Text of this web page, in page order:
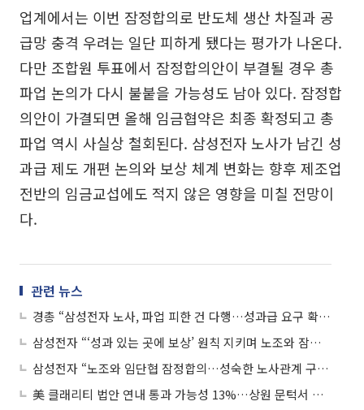
업계에서는 이번 잠정합의로 반도체 생산 차질과 공
급망 충격 우려는 일단 피하게 됐다는 평가가 나온다.
다만 조합원 투표에서 잠정합의안이 부결될 경우 총
파업 논의가 다시 불붙을 가능성도 남아 있다. 잠정합
의안이 가결되면 올해 임금협약은 최종 확정되고 총
파업 역시 사실상 철회된다. 삼성전자 노사가 남긴 성
과급 제도 개편 논의와 보상 체계 변화는 향후 제조업
전반의 임금교섭에도 적지 않은 영향을 미칠 전망이
다.
관련 뉴스
경총 “삼성전자 노사, 파업 피한 건 다행…성과급 요구 확산 경계해야”
삼성전자 “‘성과 있는 곳에 보상’ 원칙 지키며 노조와 잠정 합의”
삼성전자 “노조와 임단협 잠정합의…성숙한 노사관계 구축할 것”
美 클래리티 법안 연내 통과 가능성 13%…상원 문턱서 제동